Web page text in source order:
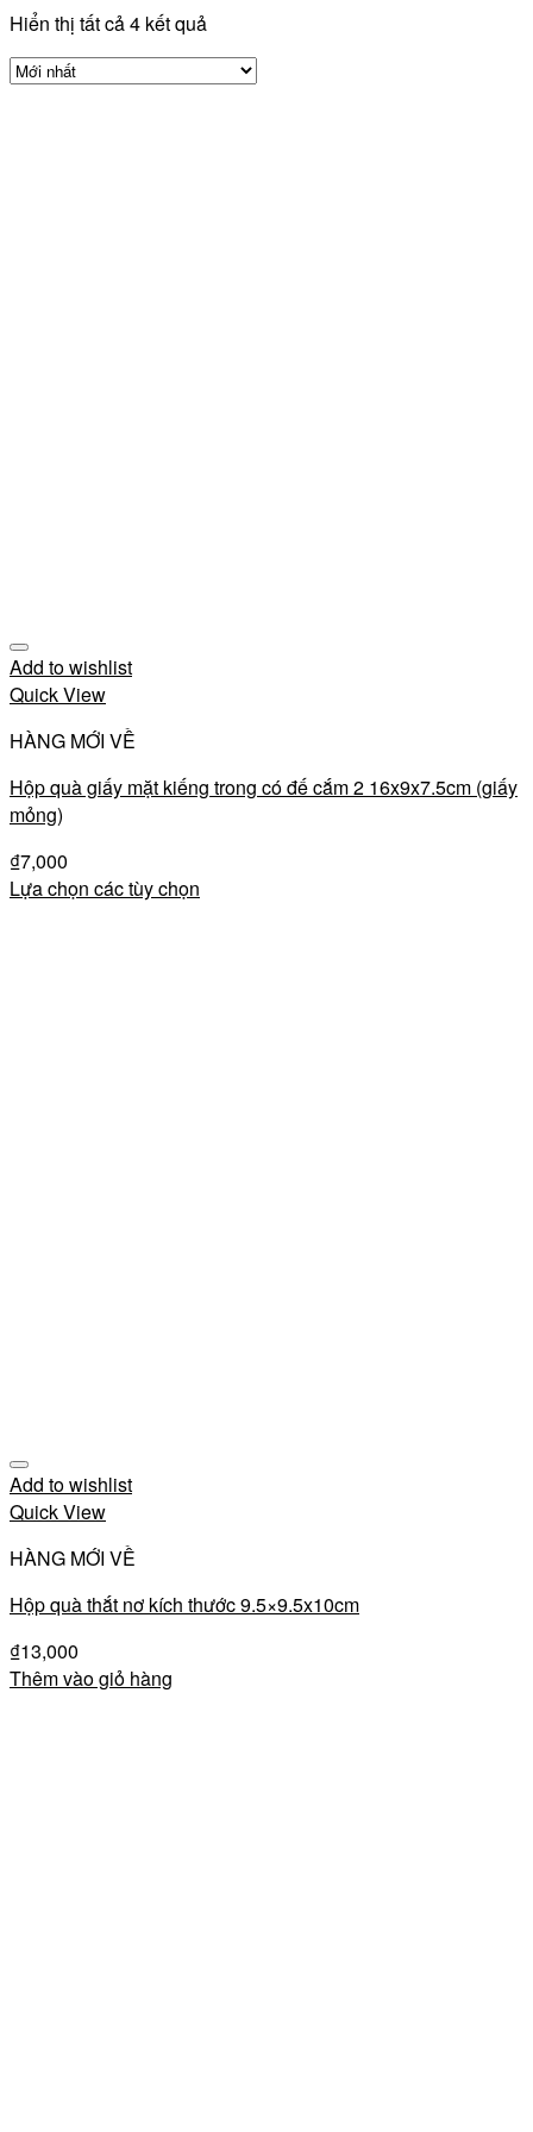
Hiển thị tất cả 4 kết quả
Add to wishlist
Quick View
HÀNG MỚI VỀ
Hộp quà giấy mặt kiếng trong có đế cắm 2 16x9x7.5cm (giấy
mỏng)
₫7,000
Lựa chọn các tùy chọn
Add to wishlist
Quick View
HÀNG MỚI VỀ
Hộp quà thắt nơ kích thước 9.5×9.5x10cm
₫13,000
Thêm vào giỏ hàng